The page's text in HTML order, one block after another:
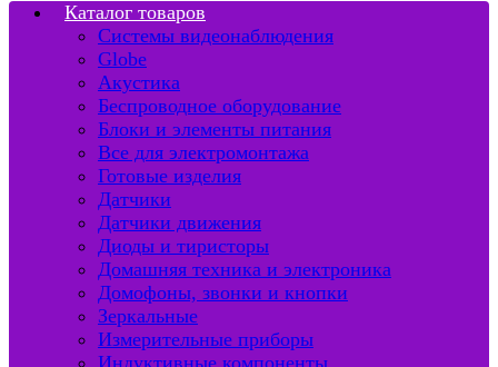
Каталог товаров
Системы видеонаблюдения
Globe
Акустика
Беспроводное оборудование
Блоки и элементы питания
Все для электромонтажа
Готовые изделия
Датчики
Датчики движения
Диоды и тиристоры
Домашняя техника и электроника
Домофоны, звонки и кнопки
Зеркальные
Измерительные приборы
Индуктивные компоненты